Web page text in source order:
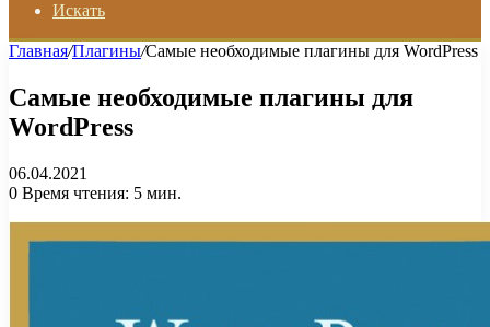
Искать
Главная/Плагины/Самые необходимые плагины для WordPress
Самые необходимые плагины для
WordPress
06.04.2021
0 Время чтения: 5 мин.